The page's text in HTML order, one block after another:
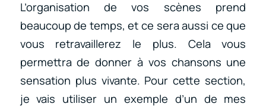
L’organisation de vos scènes prend
beaucoup de temps, et ce sera aussi ce que
vous retravaillerez le plus. Cela vous
permettra de donner à vos chansons une
sensation plus vivante. Pour cette section,
je vais utiliser un exemple d’un de mes